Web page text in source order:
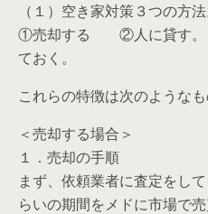
（１）空き家対策３つの方法
①売却する ②人に貸す
ておく。
これらの特徴は次のようなも
＜売却する場合＞
１．売却の手順
まず、依頼業者に査定をし
らいの期間をメドに市場で